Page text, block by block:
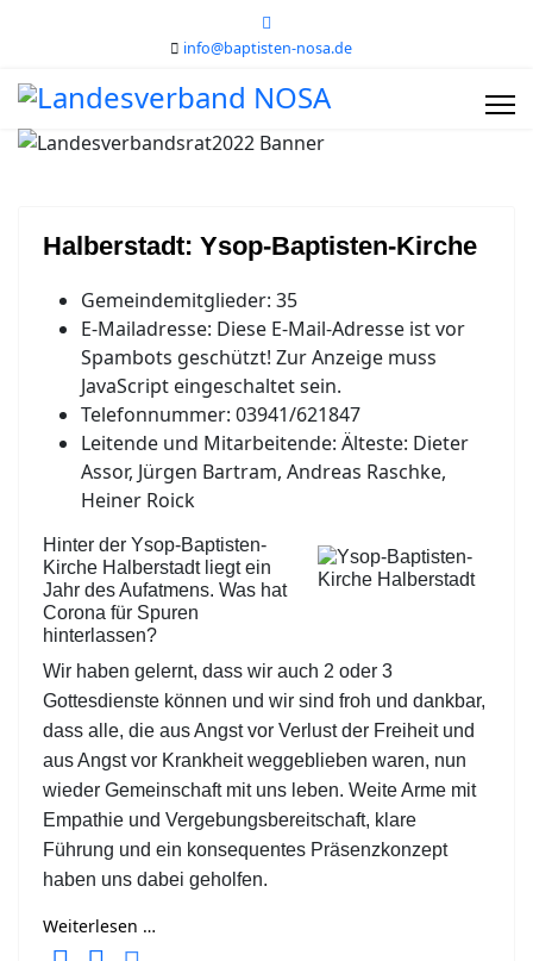
info@baptisten-nosa.de
Halberstadt: Ysop-Baptisten-Kirche
Gemeindemitglieder: 35
E-Mailadresse: Diese E-Mail-Adresse ist vor
Spambots geschützt! Zur Anzeige muss
JavaScript eingeschaltet sein.
Telefonnummer: 03941/621847
Leitende und Mitarbeitende: Älteste: Dieter
Assor, Jürgen Bartram, Andreas Raschke,
Heiner Roick
Hinter der Ysop-Baptisten-
Kirche Halberstadt liegt ein
Jahr des Aufatmens. Was hat
Corona für Spuren
hinterlassen?
Wir haben gelernt, dass wir auch 2 oder 3
Gottesdienste können und wir sind froh und dankbar,
dass alle, die aus Angst vor Verlust der Freiheit und
aus Angst vor Krankheit weggeblieben waren, nun
wieder Gemeinschaft mit uns leben. Weite Arme mit
Empathie und Vergebungsbereitschaft, klare
Führung und ein konsequentes Präsenzkonzept
haben uns dabei geholfen.
Weiterlesen …